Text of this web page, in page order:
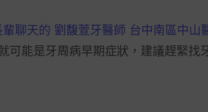
輩聊天的 劉馥萱牙醫師 台中南區中山
可能是牙周病早期症狀，建議趕緊找